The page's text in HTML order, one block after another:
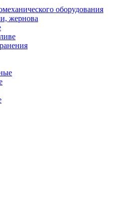
оборудования
жернова